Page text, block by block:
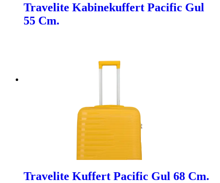
Travelite Kabinekuffert Pacific Gul
55 Cm.
Travelite Kuffert Pacific Gul 68 Cm.